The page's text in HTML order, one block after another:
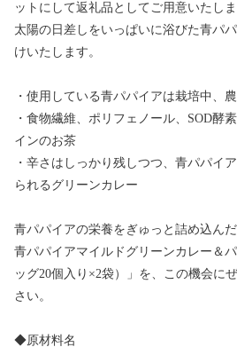
ットにして返礼品としてご用意いたしま
太陽の日差しをいっぱいに浴びた青パ
けいたします。
・使用している青パパイアは栽培中、
・食物繊維、ポリフェノール、SOD酵
インのお茶
・辛さはしっかり残しつつ、青パパイ
られるグリーンカレー
青パパイアの栄養をぎゅっと詰め込ん
青パパイアマイルドグリーンカレー＆
ッグ20個入り×2袋）」を、この機会に
さい。
◆原材料名